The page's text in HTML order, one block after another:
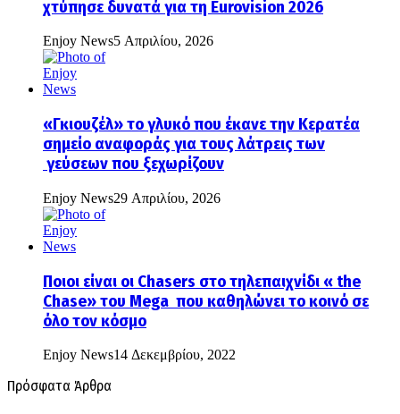
χτύπησε δυνατά για τη Eurovision 2026
Enjoy News5 Απριλίου, 2026
«Γκιουζέλ» το γλυκό που έκανε την Κερατέα
σημείο αναφοράς για τους λάτρεις των
γεύσεων που ξεχωρίζουν
Enjoy News29 Απριλίου, 2026
Ποιοι είναι οι Chasers στο τηλεπαιχνίδι « the
Chase» του Mega που καθηλώνει το κοινό σε
όλο τον κόσμο
Enjoy News14 Δεκεμβρίου, 2022
Πρόσφατα Άρθρα